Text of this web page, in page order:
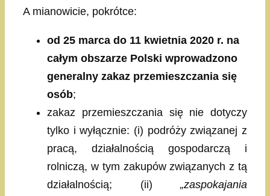
A mianowicie, pokrótce:
od 25 marca do 11 kwietnia 2020 r. na
całym obszarze Polski wprowadzono
generalny zakaz przemieszczania się
osób;
zakaz przemieszczania się nie dotyczy
tylko i wyłącznie: (i) podróży związanej z
pracą, działalnością gospodarczą i
rolniczą, w tym zakupów związanych z tą
działalnością; (ii) „zaspokajania